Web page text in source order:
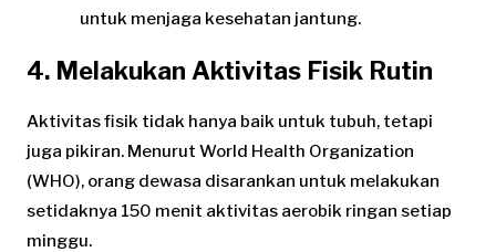
untuk menjaga kesehatan jantung.
4. Melakukan Aktivitas Fisik Rutin
Aktivitas fisik tidak hanya baik untuk tubuh, tetapi
juga pikiran. Menurut World Health Organization
(WHO), orang dewasa disarankan untuk melakukan
setidaknya 150 menit aktivitas aerobik ringan setiap
minggu.